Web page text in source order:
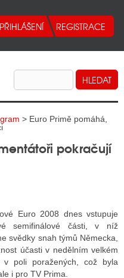
> Euro Primě pomáhá,
pokračují
Euro 2008 dnes vstupuje
semifinálové části, v níž
svědky snah týmů Německa,
účasti v nedělním velkém
v poli poražených, což byla
i pro TV Prima.